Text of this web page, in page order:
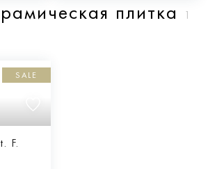
плитка 1
SALE
F.